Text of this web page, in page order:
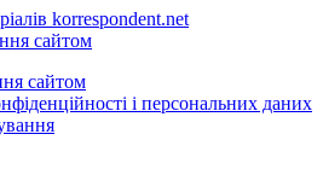
korrespondent.net
сайтом
сайтом
і персональних даних